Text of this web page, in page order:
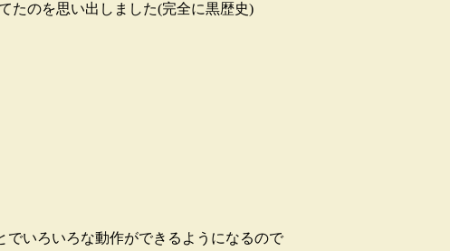
たのを思い出しました(完全に黒歴史)
いろいろな動作ができるようになるので